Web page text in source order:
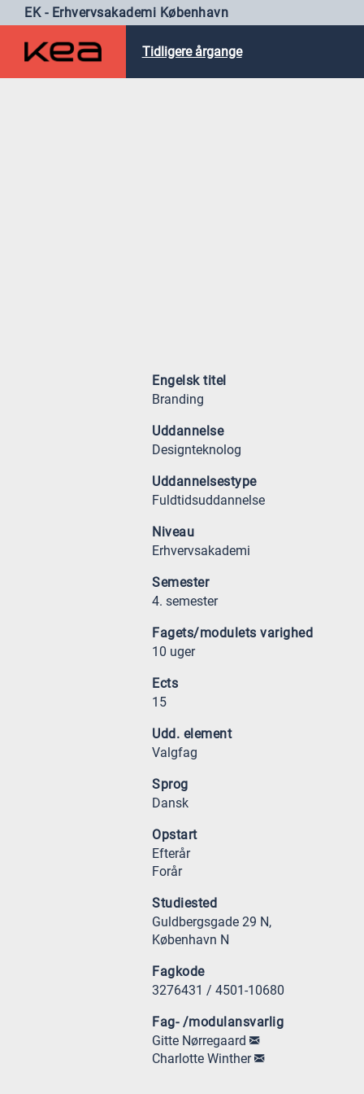
EK - Erhvervsakademi København
Tidligere årgange
Engelsk titel
Branding
Uddannelse
Designteknolog
Uddannelsestype
Fuldtidsuddannelse
Niveau
Erhvervsakademi
Semester
4. semester
Fagets/modulets varighed
10 uger
Ects
15
Udd. element
Valgfag
Sprog
Dansk
Opstart
Efterår
Forår
Studiested
Guldbergsgade 29 N,
København N
Fagkode
3276431 / 4501-10680
Fag- /modulansvarlig
Gitte Nørregaard
Charlotte Winther